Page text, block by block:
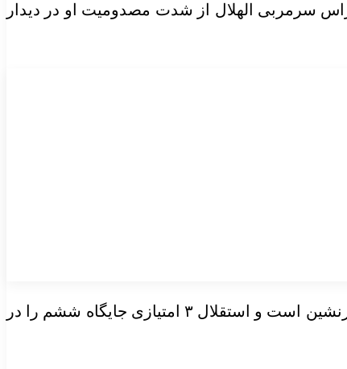
سرمربی الهلال از شدت مصدومیت او در دیدار
در جدول رده‌بندی گروه غرب لیگ نخبگان آسیا الهلال با تفاضل گل بهتر نسبت به الاهلی عربستان با ۹ امتیاز صدرنشین است و استقلال ۳ امتیازی جایگاه ششم را در